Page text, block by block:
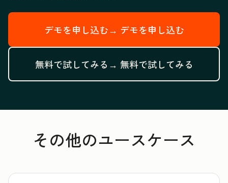
デモを申し込む→ デモを申し込む
無料で試してみる→ 無料で試してみる
その他のユースケース